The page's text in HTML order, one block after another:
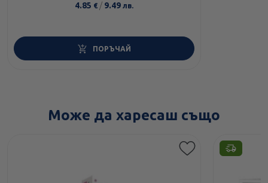
4.85 € / 9.49 лв.
ПОРЪЧАЙ
Може да харесаш също